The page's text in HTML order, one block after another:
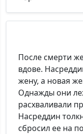
После смерти
вдове.
жену, а новая
Однажды они
расхваливали
Насреддин
сбросил ее на